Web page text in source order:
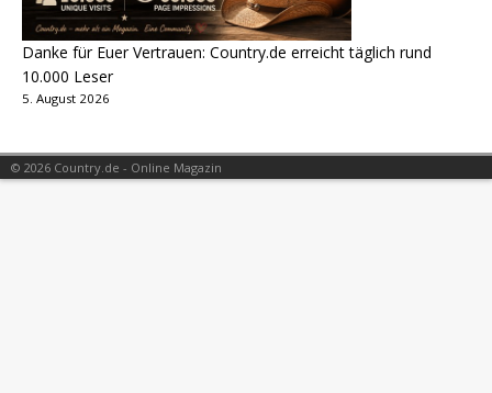
Danke für Euer Vertrauen: Country.de erreicht täglich rund
10.000 Leser
5. August 2026
© 2026 Country.de - Online Magazin